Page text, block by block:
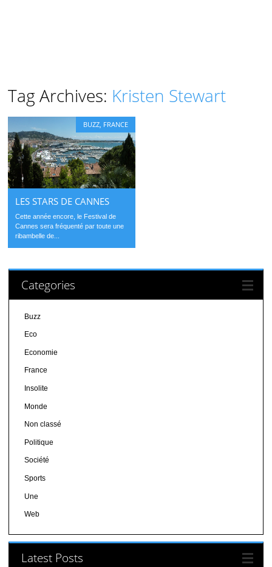
Tag Archives: Kristen Stewart
BUZZ FRANCE
LES STARS DE CANNES
Cette année encore, le Festival de
Cannes sera fréquenté par toute une
ribambelle de...
Categories
Buzz
Eco
Economie
France
Insolite
Monde
Non classé
Politique
Société
Sports
Une
Web
Latest Posts